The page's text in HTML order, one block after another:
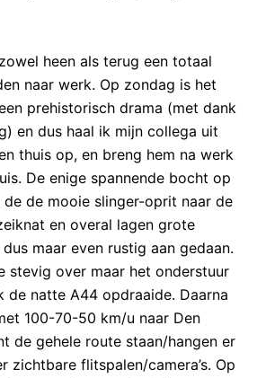
heen als terug een totaal
naar werk. Op zondag is het
prehistorisch drama (met dank
en dus haal ik mijn collega uit
thuis op, en breng hem na werk
De enige spannende bocht op
de de mooie slinger-oprit naar de
en overal lagen grote
maar even rustig aan gedaan.
stevig over maar het onderstuur
de natte A44 opdraaide. Daarna
100-70-50 km/u naar Den
de gehele route staan/hangen er
zichtbare flitspalen/camera’s. Op